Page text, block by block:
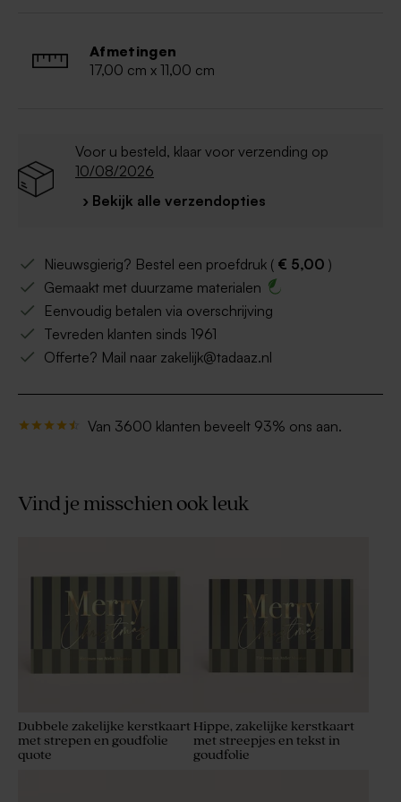
Afmetingen
17,00 cm x 11,00 cm
Voor u besteld, klaar voor verzending op
10/08/2026
› Bekijk alle verzendopties
Nieuwsgierig? Bestel een proefdruk ( € 5,00 )
Gemaakt met duurzame materialen
Eenvoudig betalen via overschrijving
Tevreden klanten sinds 1961
Offerte? Mail naar zakelijk@tadaaz.nl
Van 3600 klanten beveelt 93% ons aan.
Vind je misschien ook leuk
Dubbele zakelijke kerstkaart
met strepen en goudfolie
quote
Hippe, zakelijke kerstkaart
met streepjes en tekst in
goudfolie